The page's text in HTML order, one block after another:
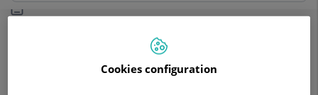
Coneix els nostres equips
Cookies configuration